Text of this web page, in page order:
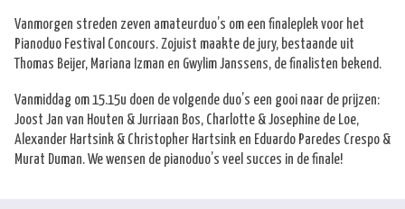
Vanmorgen streden zeven amateurduo’s om een finaleplek voor het
Pianoduo Festival Concours. Zojuist maakte de jury, bestaande uit
Thomas Beijer, Mariana Izman en Gwylim Janssens, de finalisten bekend.
Vanmiddag om 15.15u doen de volgende duo’s een gooi naar de prijzen:
Joost Jan van Houten & Jurriaan Bos, Charlotte & Josephine de Loe,
Alexander Hartsink & Christopher Hartsink en Eduardo Paredes Crespo &
Murat Duman. We wensen de pianoduo’s veel succes in de finale!